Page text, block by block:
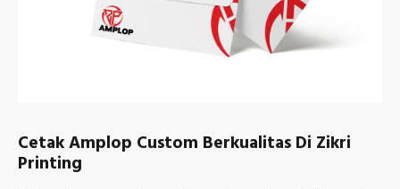
Cetak Amplop Custom Berkualitas Di Zikri
Printing